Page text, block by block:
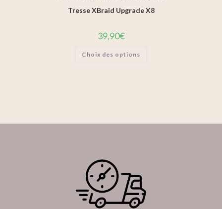
Tresse XBraid Upgrade X8
39,90€
Choix des options